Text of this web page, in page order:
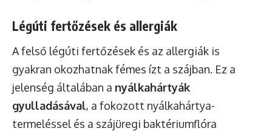
Légúti fertőzések és allergiák
A felső légúti fertőzések és az allergiák is
gyakran okozhatnak fémes ízt a szájban. Ez a
jelenség általában a nyálkahártyák
gyulladásával, a fokozott nyálkahártya-
termeléssel és a szájüregi baktériumflóra